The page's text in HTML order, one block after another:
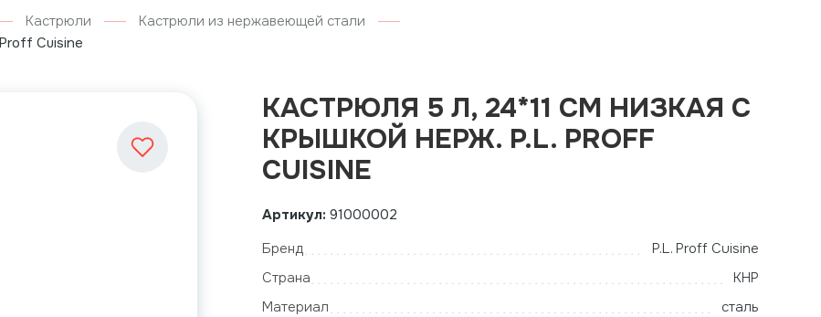
Кастрюли
Кастрюли из нержавеющей стали
Cuisine
КАСТРЮЛЯ 5 Л, 24*11 СМ НИЗКАЯ С
КРЫШКОЙ НЕРЖ. P.L. PROFF
CUISINE
Артикул: 91000002
Бренд
P.L. Proff Cuisine
Страна
КНР
Материал
сталь